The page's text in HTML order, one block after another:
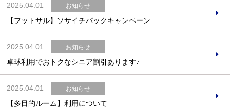
2025.04.01 お知らせ
【フットサル】ソサイチパックキャンペーン
2025.04.01 お知らせ
卓球利用でおトクなシニア割引あります♪
2025.04.01 お知らせ
【多目的ルーム】利用について